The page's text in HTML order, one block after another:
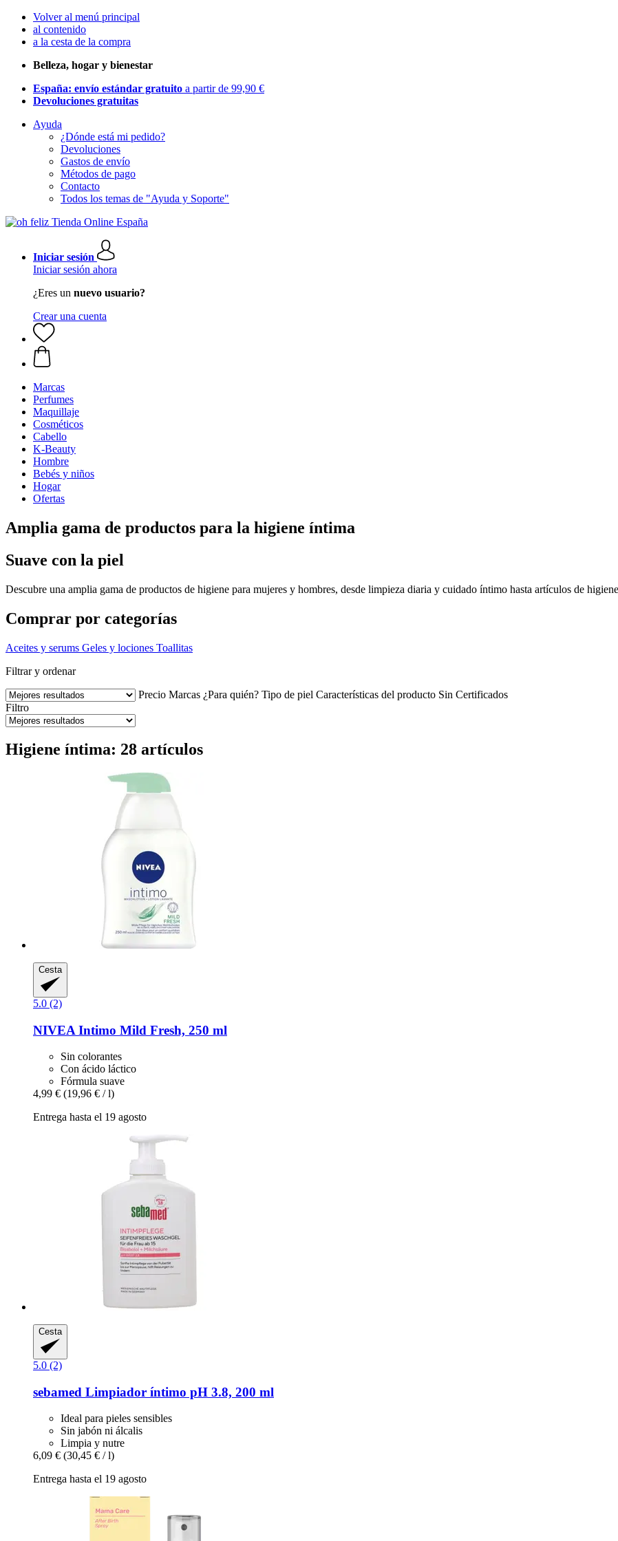
Volver al menú principal
al contenido
a la cesta de la compra
Belleza, hogar y bienestar
España: envío estándar gratuito a partir de 99,90 €
Devoluciones gratuitas
Ayuda
¿Dónde está mi pedido?
Devoluciones
Gastos de envío
Métodos de pago
Contacto
Todos los temas de "Ayuda y Soporte"
Iniciar sesión
Iniciar sesión ahora
¿Eres un nuevo usuario?
Crear una cuenta
Marcas
Perfumes
Maquillaje
Cosméticos
Cabello
K-Beauty
Hombre
Bebés y niños
Hogar
Ofertas
Amplia gama de productos para la higiene íntima
Suave con la piel
Descubre una amplia gama de productos de higiene para mujeres y hombres, desde limpieza diaria y cuidado íntimo hasta artículos de
Comprar por categorías
Aceites y serums Geles y lociones Toallitas
Filtrar y ordenar
Precio Marcas ¿Para quién? Tipo de piel Características del producto Sin Certificados
Filtro
Higiene íntima: 28 artículos
Cesta
5.0 (2)
NIVEA Intimo Mild Fresh, 250 ml
Sin colorantes
Con ácido láctico
Fórmula suave
4,99 € (19,96 € / l)
Entrega hasta el 19 agosto
Cesta
5.0 (2)
sebamed Limpiador íntimo pH 3.8, 200 ml
Ideal para pieles sensibles
Sin jabón ni álcalis
Limpia y nutre
6,09 € (30,45 € / l)
Entrega hasta el 19 agosto